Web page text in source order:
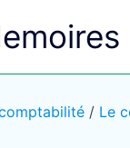
/ Le